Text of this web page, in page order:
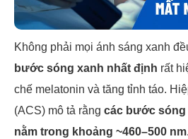
Không phải mọi ánh sáng xanh
bước sóng xanh nhất định rất
chế melatonin và tăng tỉnh táo.
(ACS) mô tả rằng các bước sóng
nằm trong khoảng ~460–500 nm.